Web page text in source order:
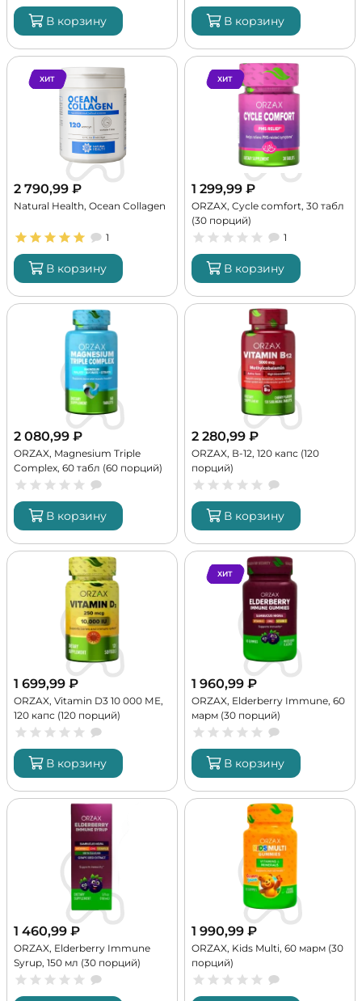
В корзину В корзину
ХИТ
2 790,99 ₽
Natural Health, Ocean Collagen
1
В корзину
ХИТ
1 299,99 ₽
ORZAX, Cycle comfort, 30 табл
(30 порций)
1
В корзину
2 080,99 ₽
ORZAX, Magnesium Triple
Complex, 60 табл (60 порций)
В корзину
2 280,99 ₽
ORZAX, В-12, 120 капс (120
порций)
В корзину
1 699,99 ₽
ORZAX, Vitamin D3 10 000 МЕ,
120 капс (120 порций)
В корзину
ХИТ
1 960,99 ₽
ORZAX, Elderberry Immune, 60
марм (30 порций)
В корзину
1 460,99 ₽
ORZAX, Elderberry Immune
Syrup, 150 мл (30 порций)
1 990,99 ₽
ORZAX, Kids Multi, 60 марм (30
порций)